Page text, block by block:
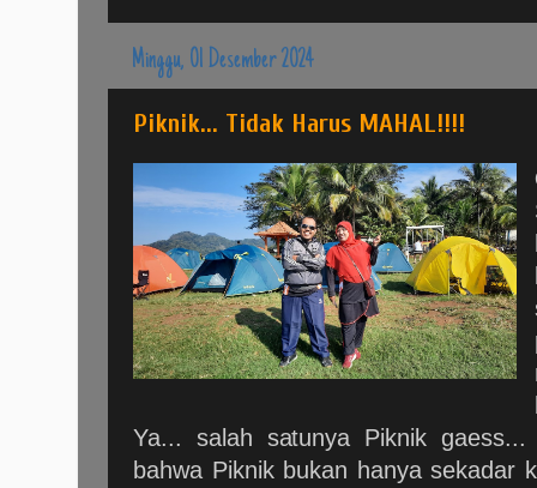
Minggu, 01 Desember 2024
Piknik... Tidak Harus MAHAL!!!!
Ya... salah satunya Piknik
bahwa Piknik bukan hanya sekadar